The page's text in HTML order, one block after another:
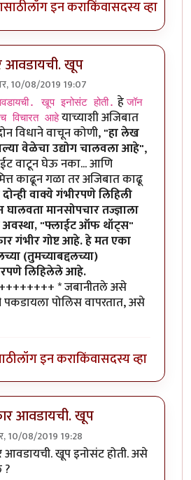
लॉग इन कराकिंवासदस्य व्हा
आवडायची. खूप
10/08/2019 19:07
मला फार आवडायची. खूप byतमराज
खूप इनोसंट होती. हेजॉन
विचारत आहेयाच्याशी अजिबात
विधाने वाचून कोणी,"हा लेख
वेळेचा उद्योग चालवला आहे",
वाटून घेऊ नका... आणि
काढून गळा तर अजिबात काढू
दोन्ही वाक्ये गंभीरपणे लिहिली
मानसोपचार तज्ज्ञाला
अवस्था, "फ्लाईट ऑफ थॉट्स"
गंभीर गोष्ट आहे. हे मत एका
(तुमच्याबद्दलच्या)
लिहिलेले आहे.
* जबानीतले असे
पकडायला पोलिस वापरतात, असे
लॉग इन कराकिंवासदस्य व्हा
आवडायची. खूप
10/08/2019 19:28
मला फार आवडायची. खूपbyडॉ सुहास
आवडायची. खूप इनोसंट होती. असे
?